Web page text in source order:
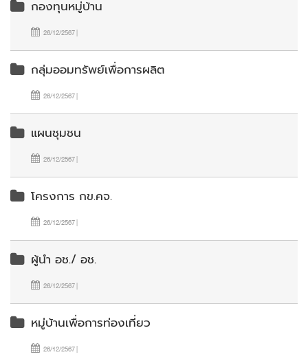
กองทุนหมู่บ้าน
26/12/2567 |
กลุ่มออมทรัพย์เพื่อการผลิต
26/12/2567 |
แผนชุมชน
26/12/2567 |
โครงการ กข.คจ.
26/12/2567 |
ผู้นำ อช./ อช.
26/12/2567 |
หมู่บ้านเพื่อการท่องเที่ยว
26/12/2567 |